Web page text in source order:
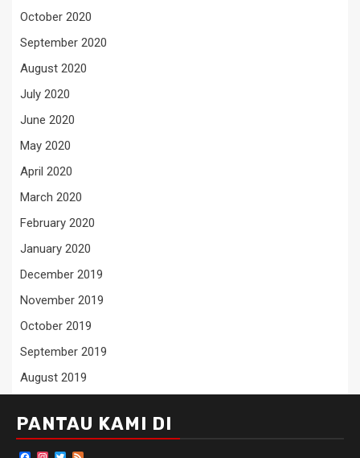
October 2020
September 2020
August 2020
July 2020
June 2020
May 2020
April 2020
March 2020
February 2020
January 2020
December 2019
November 2019
October 2019
September 2019
August 2019
PANTAU KAMI DI